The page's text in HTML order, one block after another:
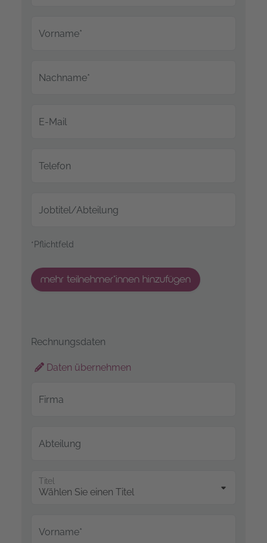
Vorname*
Nachname*
E-Mail
Telefon
Jobtitel/Abteilung
*Pflichtfeld
mehr teilnehmer*innen hinzufügen
Rechnungsdaten
Daten übernehmen
Firma
Abteilung
Titel
Vorname*